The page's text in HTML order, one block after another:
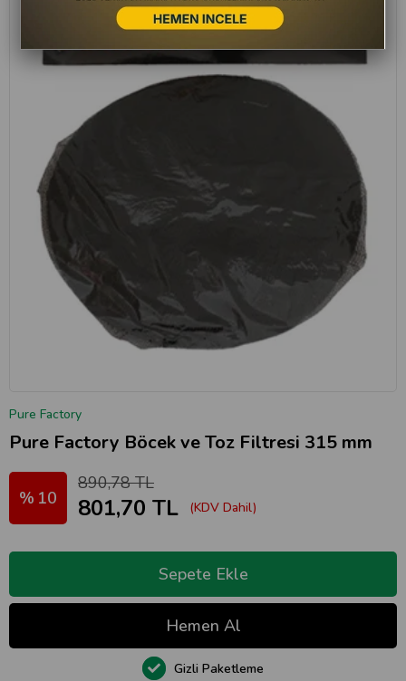
Pure Factory
Pure Factory Böcek ve Toz Filtresi 315 mm
10
890,78 TL
801,70 TL (KDV Dahil)
Gizli Paketleme